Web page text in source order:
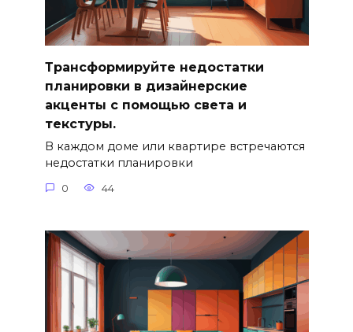
Трансформируйте недостатки
планировки в дизайнерские
акценты с помощью света и
текстуры.
В каждом доме или квартире встречаются
недостатки планировки
0 44